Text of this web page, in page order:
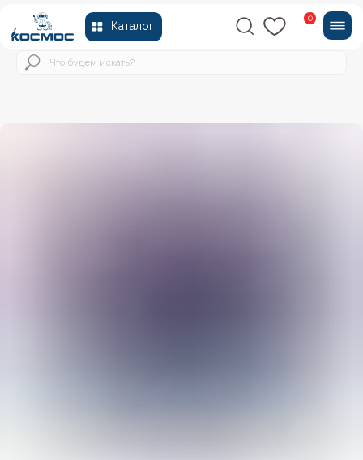
Каталог